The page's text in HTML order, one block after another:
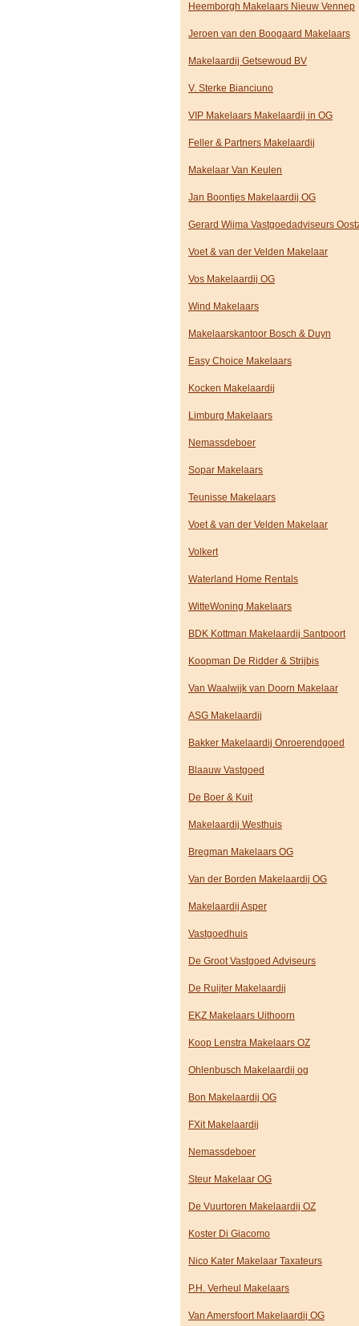
Heemborgh Makelaars Nieuw Vennep
Jeroen van den Boogaard Makelaars
Makelaardij Getsewoud BV
V. Sterke Bianciuno
VIP Makelaars Makelaardij in OG
Feller & Partners Makelaardij
Makelaar Van Keulen
Jan Boontjes Makelaardij OG
Gerard Wijma Vastgoedadviseurs
Voet & van der Velden Makelaar
Vos Makelaardij OG
Wind Makelaars
Makelaarskantoor Bosch & Duyn
Easy Choice Makelaars
Kocken Makelaardij
Limburg Makelaars
Nemassdeboer
Sopar Makelaars
Teunisse Makelaars
Voet & van der Velden Makelaar
Volkert
Waterland Home Rentals
WitteWoning Makelaars
BDK Kottman Makelaardij Santpoort
Koopman De Ridder & Strijbis
Van Waalwijk van Doorn Makelaar
ASG Makelaardij
Bakker Makelaardij Onroerendgoed
Blaauw Vastgoed
De Boer & Kuit
Makelaardij Westhuis
Bregman Makelaars OG
Van der Borden Makelaardij OG
Makelaardij Asper
Vastgoedhuis
De Groot Vastgoed Adviseurs
De Ruijter Makelaardij
EKZ Makelaars Uithoorn
Koop Lenstra Makelaars OZ
Ohlenbusch Makelaardij og
Bon Makelaardij OG
FXit Makelaardij
Nemassdeboer
Steur Makelaar OG
De Vuurtoren Makelaardij OZ
Koster Di Giacomo
Nico Kater Makelaar Taxateurs
P.H. Verheul Makelaars
Van Amersfoort Makelaardij OG